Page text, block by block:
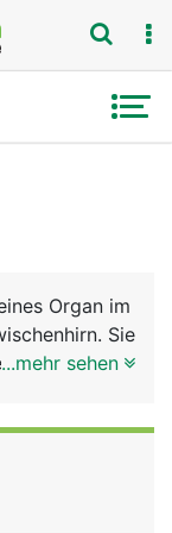
Organ im
Sie
einem
des
sie auf
...mehr sehen